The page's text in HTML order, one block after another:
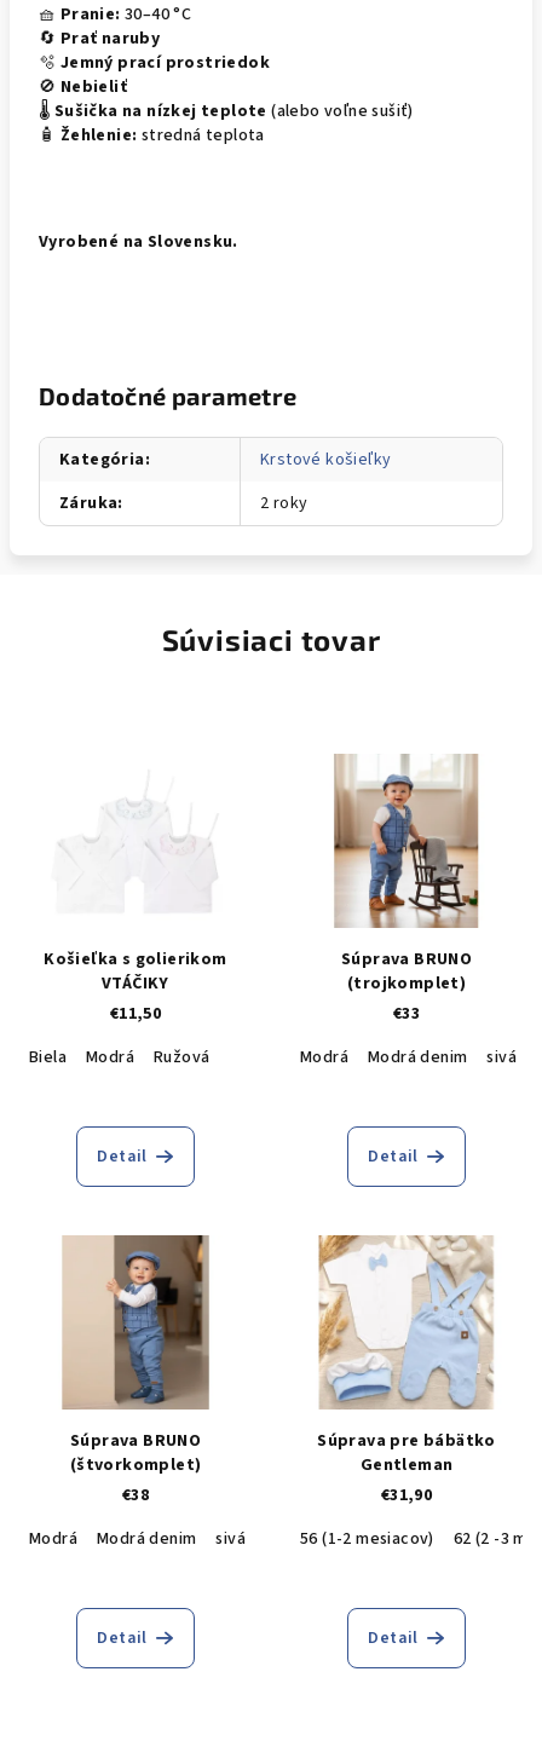
🧺 Pranie: 30–40 °C
🔄 Prať naruby
🫧 Jemný prací prostriedok
🚫 Nebieliť
🌡️ Sušička na nízkej teplote (alebo voľne sušiť)
🧴 Žehlenie: stredná teplota
Vyrobené na Slovensku.
Dodatočné parametre
Kategória:
Krstové košieľky
Záruka: 2 roky
Súvisiaci tovar
Košieľka s golierikom
VTÁČIKY
€11,50
Biela
Modrá Ružová
Detail
Súprava BRUNO
(trojkomplet)
€33
Modrá
Modrá denim sivá
Detail
Súprava BRUNO
(štvorkomplet)
€38
Modrá
Modrá denim sivá
Detail
Súprava pre bábätko
Gentleman
€31,90
56 (1-2 mesiacov)
62 (2 -3
Detail